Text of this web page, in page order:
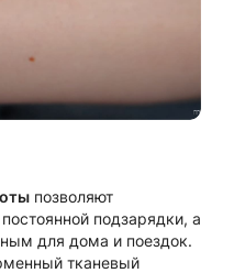
позволяют
подзарядки, а
для дома и поездок.
тканевый